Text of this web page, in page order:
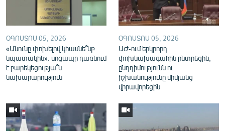
ՕԳՈՍՏՈՍ 05, 2026
«Անունը փոխելով կհասնե՞նք
նպատակին». սոցապը դառնում
է բարեկեցությա՞ն
նախարարություն
ՕԳՈՍՏՈՍ 05, 2026
ԱԺ-ում երկրորդ
փոխնախագահին ընտրեցին,
ընդդիմությունն ու
իշխանությունը միմյանց
վիրավորեցին